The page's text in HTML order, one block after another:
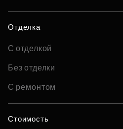
Отделка
С отделкой
Без отделки
С ремонтом
Стоимость